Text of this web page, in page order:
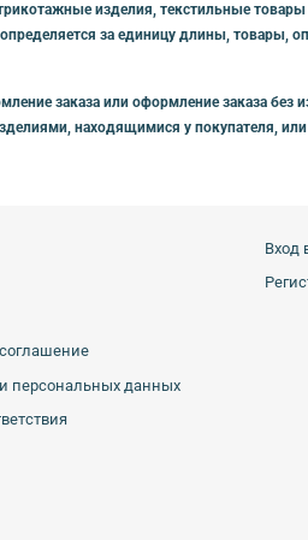
изделия, текстильные товары
за единицу длины, товары,
заказа или оформление заказа без
находящимися у покупателя,
персональных данных
Вход